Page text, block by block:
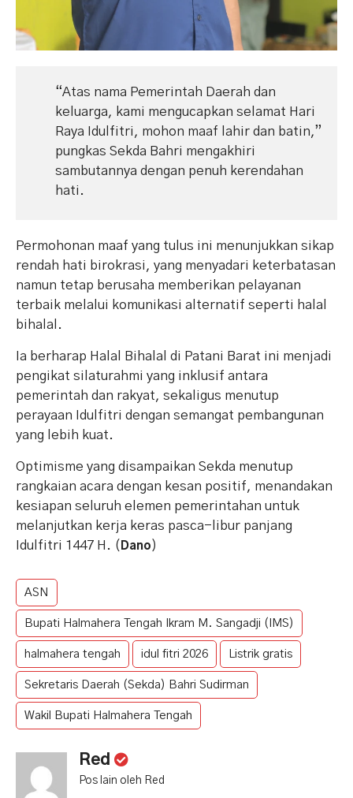
“Atas nama Pemerintah Daerah dan
keluarga, kami mengucapkan selamat Hari
Raya Idulfitri, mohon maaf lahir dan batin,”
pungkas Sekda Bahri mengakhiri
sambutannya dengan penuh kerendahan
hati.
Permohonan maaf yang tulus ini menunjukkan sikap
rendah hati birokrasi, yang menyadari keterbatasan
namun tetap berusaha memberikan pelayanan
terbaik melalui komunikasi alternatif seperti halal
bihalal.
Ia berharap Halal Bihalal di Patani Barat ini menjadi
pengikat silaturahmi yang inklusif antara
pemerintah dan rakyat, sekaligus menutup
perayaan Idulfitri dengan semangat pembangunan
yang lebih kuat.
Optimisme yang disampaikan Sekda menutup
rangkaian acara dengan kesan positif, menandakan
kesiapan seluruh elemen pemerintahan untuk
melanjutkan kerja keras pasca-libur panjang
Idulfitri 1447 H. ( Dano )
ASN
Bupati Halmahera Tengah Ikram M. Sangadji (IMS)
halmahera tengah idul fitri 2026 Listrik gratis
Sekretaris Daerah (Sekda) Bahri Sudirman
Wakil Bupati Halmahera Tengah
Red
Pos lain oleh Red